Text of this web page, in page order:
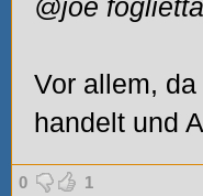
@joe foglietta
Vor allem,
handelt und
0 1